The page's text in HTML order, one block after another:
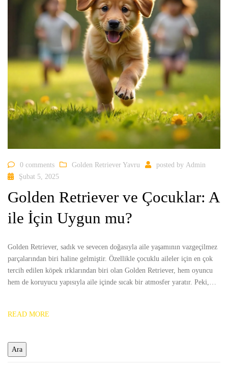
0 comments Golden Retriever Yavru posted by Admin
Şubat 5, 2025
Golden Retriever ve Çocuklar: A
ile İçin Uygun mu?
Golden Retriever, sadık ve sevecen doğasıyla aile yaşamının vazgeçilmez
parçalarından biri haline gelmiştir. Özellikle çocuklu aileler için en çok
tercih edilen köpek ırklarından biri olan Golden Retriever, hem oyuncu
hem de koruyucu yapısıyla aile içinde sıcak bir atmosfer yaratır. Peki,…
READ MORE